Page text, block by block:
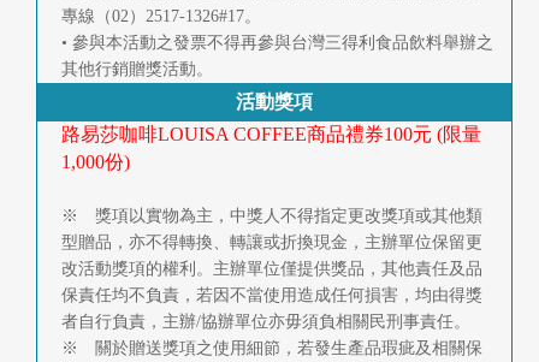
專線（02）2517-1326#17。
• 參與本活動之發票不得再參與台灣三得利食品飲料舉辦之
其他行銷贈獎活動。
活動獎項
路易莎咖啡LOUISA COFFEE商品禮券100元 (限量
1,000份)
※ 獎項以實物為主，中獎人不得指定更改獎項或其他類
型贈品，亦不得轉換、轉讓或折換現金，主辦單位保留更
改活動獎項的權利。主辦單位僅提供獎品，其他責任及品
保責任均不負責，若因不當使用造成任何損害，均由得獎
者自行負責，主辦/協辦單位亦毋須負相關民刑事責任。
※ 關於贈送獎項之使用細節，若發生產品瑕疵及相關保